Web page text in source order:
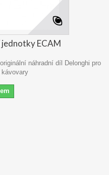
ECAM
náhradní díl Delonghi pro